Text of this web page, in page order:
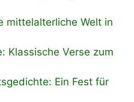
mittelalterliche Welt in
Klassische Verse zum
Ein Fest für